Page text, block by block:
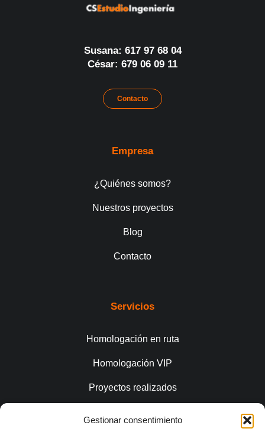
Gestionar consentimiento
Susana: 617 97 68 04
César: 679 06 09 11
Contacto
Empresa
¿Quiénes somos?
Nuestros proyectos
Blog
Contacto
Servicios
Homologación en ruta
Homologación VIP
Proyectos realizados